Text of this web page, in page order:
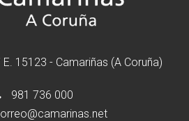
15123 - Camariñas (A Coruña)
981 736 000